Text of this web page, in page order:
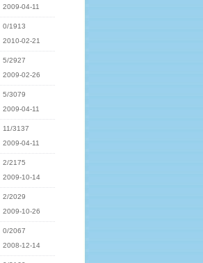
2009-04-11
0/1913
2010-02-21
5/2927
2009-02-26
5/3079
2009-04-11
11/3137
2009-04-11
2/2175
2009-10-14
2/2029
2009-10-26
0/2067
2008-12-14